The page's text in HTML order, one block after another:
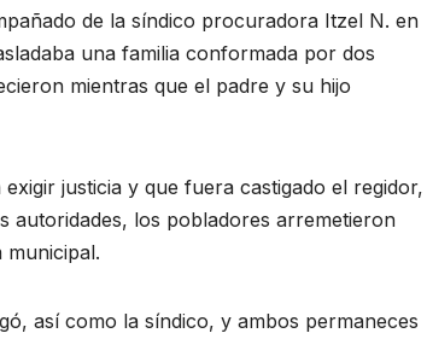
de la síndico procuradora Itzel N. en
una familia conformada por dos
mientras que el padre y su hijo
justicia y que fuera castigado el regidor,
autoridades, los pobladores arremetieron
así como la síndico, y ambos permaneces